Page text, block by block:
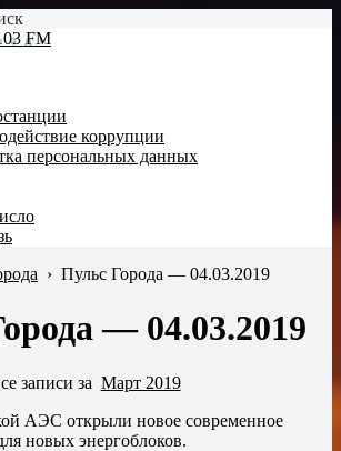
FM
коррупции
персональных данных
› Пульс Города — 04.03.2019
— 04.03.2019
записи за Март 2019
АЭС открыли новое современное
новых энергоблоков.